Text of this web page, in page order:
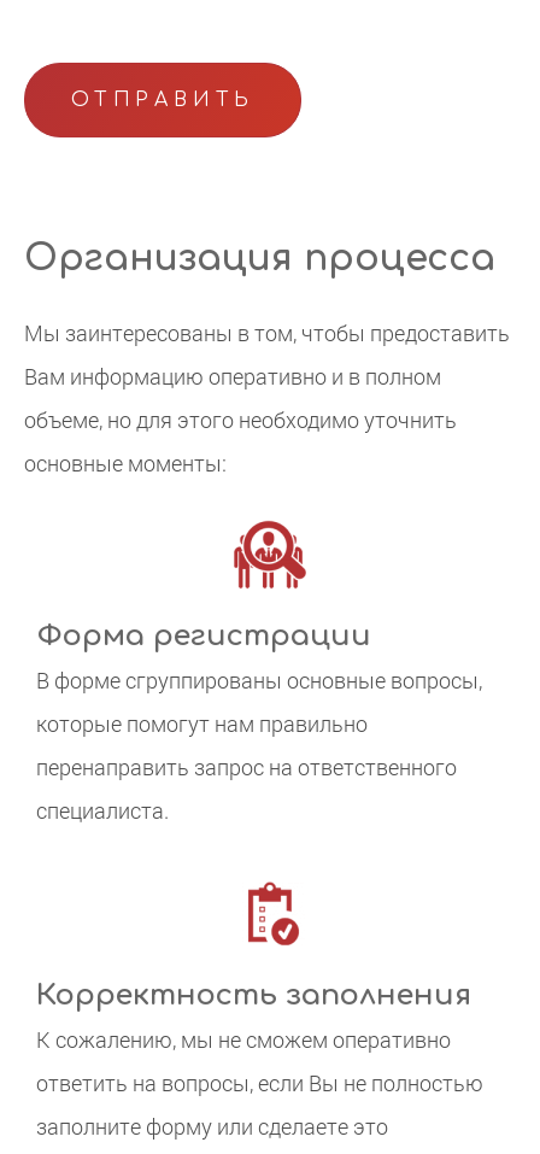
Организация процесса
Мы заинтересованы в том, чтобы предоставить
Вам информацию оперативно и в полном
объеме, но для этого необходимо уточнить
основные моменты:
Форма регистрации
В форме сгруппированы основные вопросы,
которые помогут нам правильно
перенаправить запрос на ответственного
специалиста.
Корректность заполнения
К сожалению, мы не сможем оперативно
ответить на вопросы, если Вы не полностью
заполните форму или сделаете это